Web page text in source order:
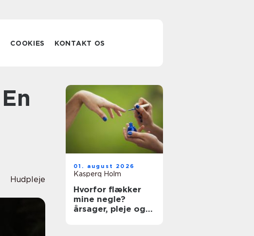
COOKIES KONTAKT OS
Hudpleje
01. august 2026
Kasperq Holm
Hvorfor flækker
mine negle?
årsager, pleje og